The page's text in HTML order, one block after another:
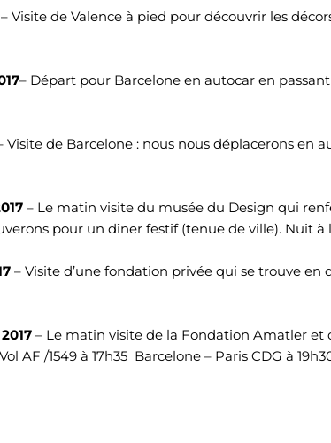
– Visite de Valence à pied pour découvrir les
– Départ pour Barcelone en autocar en
Visite de Barcelone : nous nous déplacerons en
– Le matin visite du musée du Design qui
pour un dîner festif (tenue de ville). Nuit à
– Visite d’une fondation privée qui se trouve en
– Le matin visite de la Fondation Amatler et
AF /1549 à 17h35 Barcelone – Paris CDG à